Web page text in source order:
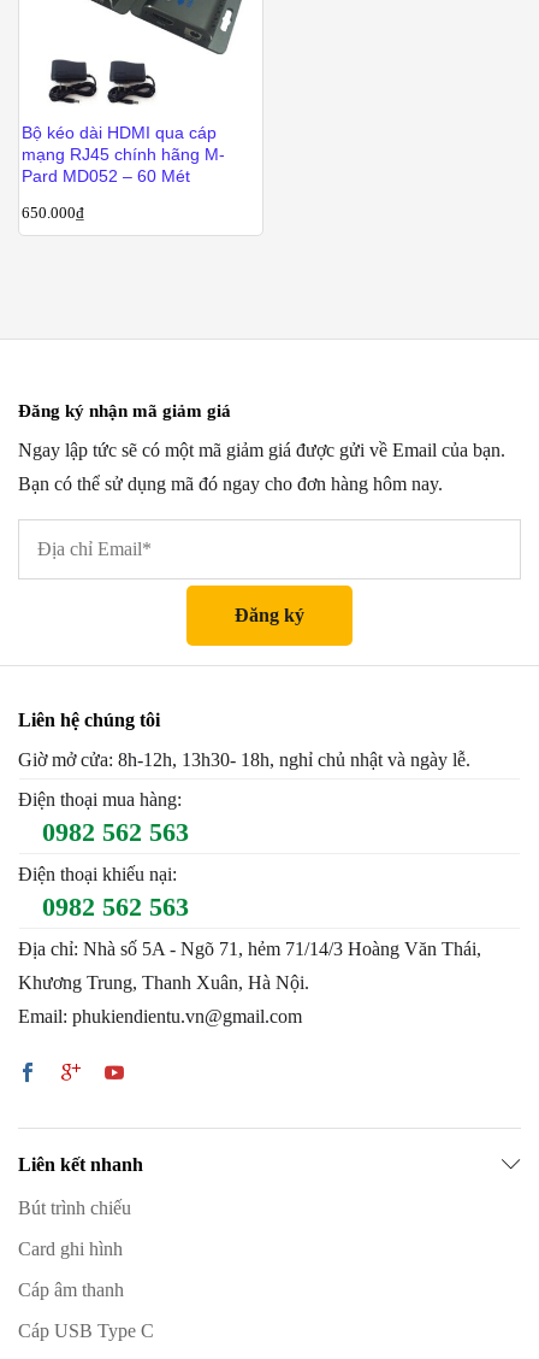
Bộ kéo dài HDMI qua cáp
mạng RJ45 chính hãng M-
Pard MD052 – 60 Mét
650.000₫
Đăng ký nhận mã giảm giá
Ngay lập tức sẽ có một mã giảm giá được gửi về Email của bạn.
Bạn có thể sử dụng mã đó ngay cho đơn hàng hôm nay.
Liên hệ chúng tôi
Giờ mở cửa: 8h-12h, 13h30- 18h, nghỉ chủ nhật và ngày lễ.
Điện thoại mua hàng:
0982 562 563
Điện thoại khiếu nại:
0982 562 563
Địa chỉ: Nhà số 5A - Ngõ 71, hẻm 71/14/3 Hoàng Văn Thái,
Khương Trung, Thanh Xuân, Hà Nội.
Email: phukiendientu.vn@gmail.com
Liên kết nhanh
Bút trình chiếu
Card ghi hình
Cáp âm thanh
Cáp USB Type C